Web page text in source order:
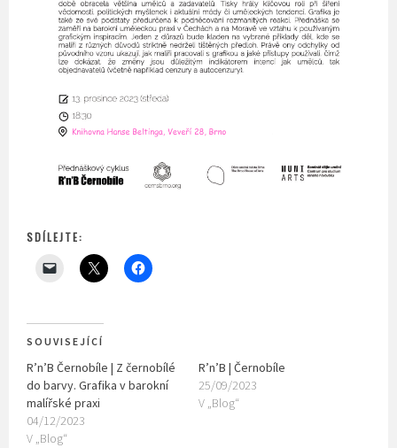
SDÍLEJTE:
SOUVISEJÍCÍ
R’n’B Černobíle | Z černobílé
do barvy. Grafika v barokní
malířské praxi
04/12/2023
V „Blog“
R’n’B | Černobíle
25/09/2023
V „Blog“